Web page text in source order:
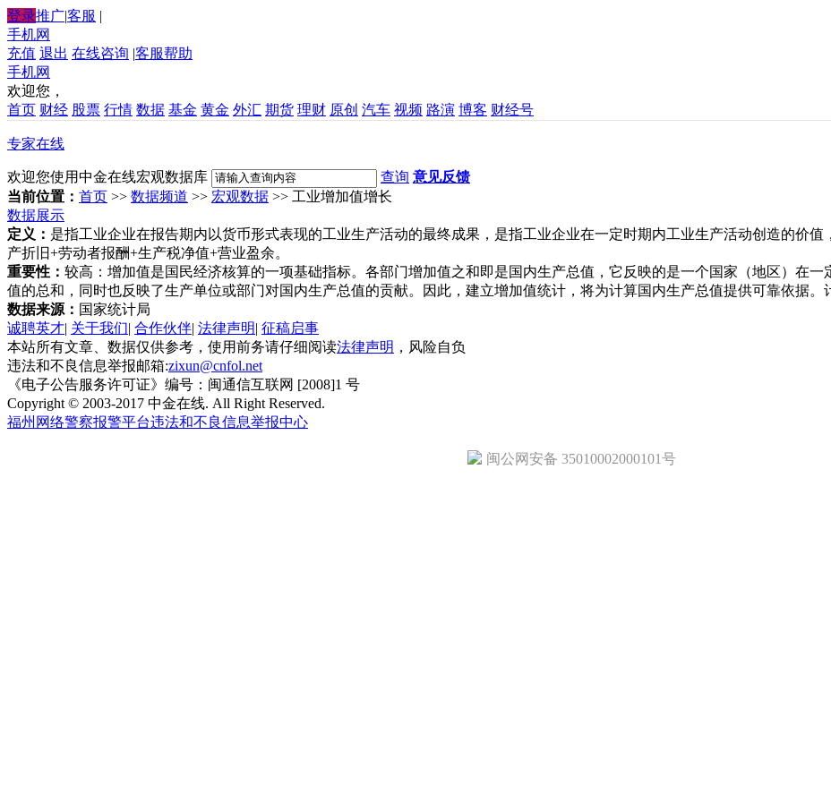
登录推广|客服 |
手机网
充值 退出 在线咨询 |客服帮助
手机网
欢迎您，
首页 财经 股票 行情 数据 基金 黄金 外汇 期货 理财 原创 汽车 视频 路演 博客 财经号
专家在线
欢迎您使用中金在线宏观数据库 查询 意见反馈
当前位置： 首页 >> 数据频道 >> 宏观数据 >> 工业增加值增长
数据展示
定义： 是指工业企业在报告期内以货币形式表现的工业生产活动的最终成果，是指工业企业在一定时期内工业生产活动创造的价
产折旧+劳动者报酬+生产税净值+营业盈余。
重要性： 较高：增加值是国民经济核算的一项基础指标。各部门增加值之和即是国内生产总值，它反映的是一个国家（地区）在
值的总和，同时也反映了生产单位或部门对国内生产总值的贡献。因此，建立增加值统计，将为计算国内生产总值提供可靠依据。
数据来源： 国家统计局
诚聘英才| 关于我们| 合作伙伴| 法律声明| 征稿启事
本站所有文章、数据仅供参考，使用前务请仔细阅读法律声明 ，风险自负
违法和不良信息举报邮箱:zixun@cnfol.net
《电子公告服务许可证》编号：闽通信互联网 [2008]1 号
Copyright © 2003-2017 中金在线. All Right Reserved.
福州网络警察报警平台违法和不良信息举报中心
闽公网安备 35010002000101号